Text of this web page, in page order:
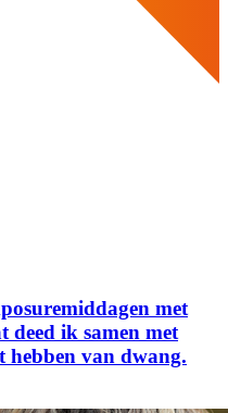
met
deed ik samen met
hebben van dwang.